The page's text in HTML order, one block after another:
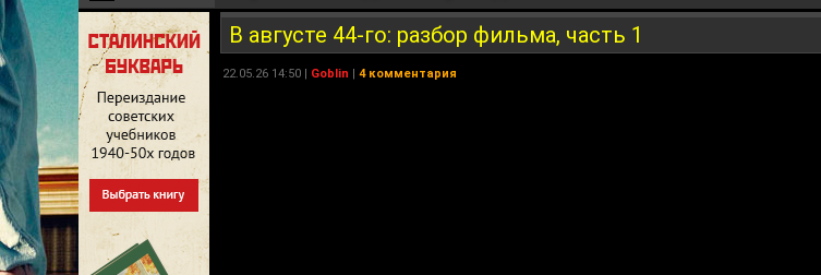
В августе 44-го: разбор фильма, часть 1
22.05.26 14:50 | Goblin | 4 комментария